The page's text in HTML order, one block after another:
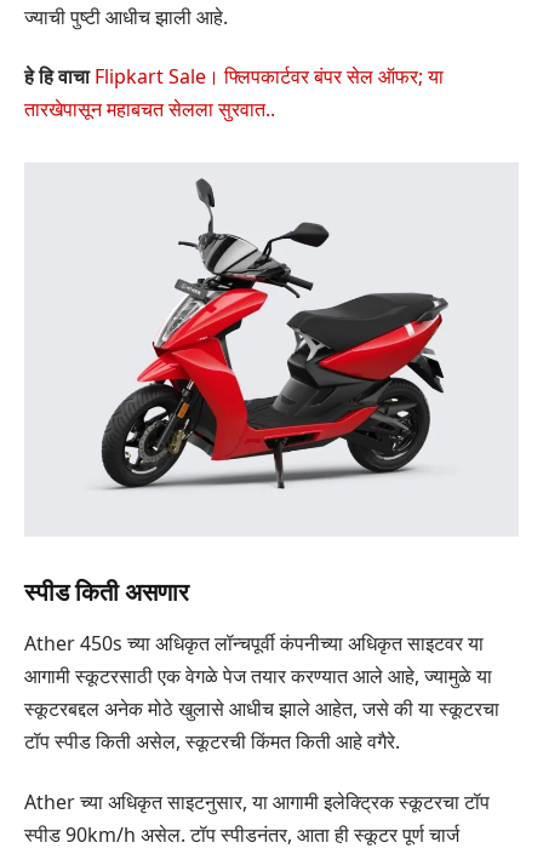
ज्याची पुष्टी आधीच झाली आहे.
हे हि वाचा Flipkart Sale। फ्लिपकार्टवर बंपर सेल ऑफर; या
तारखेपासून महाबचत सेलला सुरवात..
स्पीड किती असणार
Ather 450s च्या अधिकृत लॉन्चपूर्वी कंपनीच्या अधिकृत साइटवर या
आगामी स्कूटरसाठी एक वेगळे पेज तयार करण्यात आले आहे, ज्यामुळे या
स्कूटरबद्दल अनेक मोठे खुलासे आधीच झाले आहेत, जसे की या स्कूटरचा
टॉप स्पीड किती असेल, स्कूटरची किंमत किती आहे वगैरे.
Ather च्या अधिकृत साइटनुसार, या आगामी इलेक्ट्रिक स्कूटरचा टॉप
स्पीड 90km/h असेल. टॉप स्पीडनंतर, आता ही स्कूटर पूर्ण चार्ज